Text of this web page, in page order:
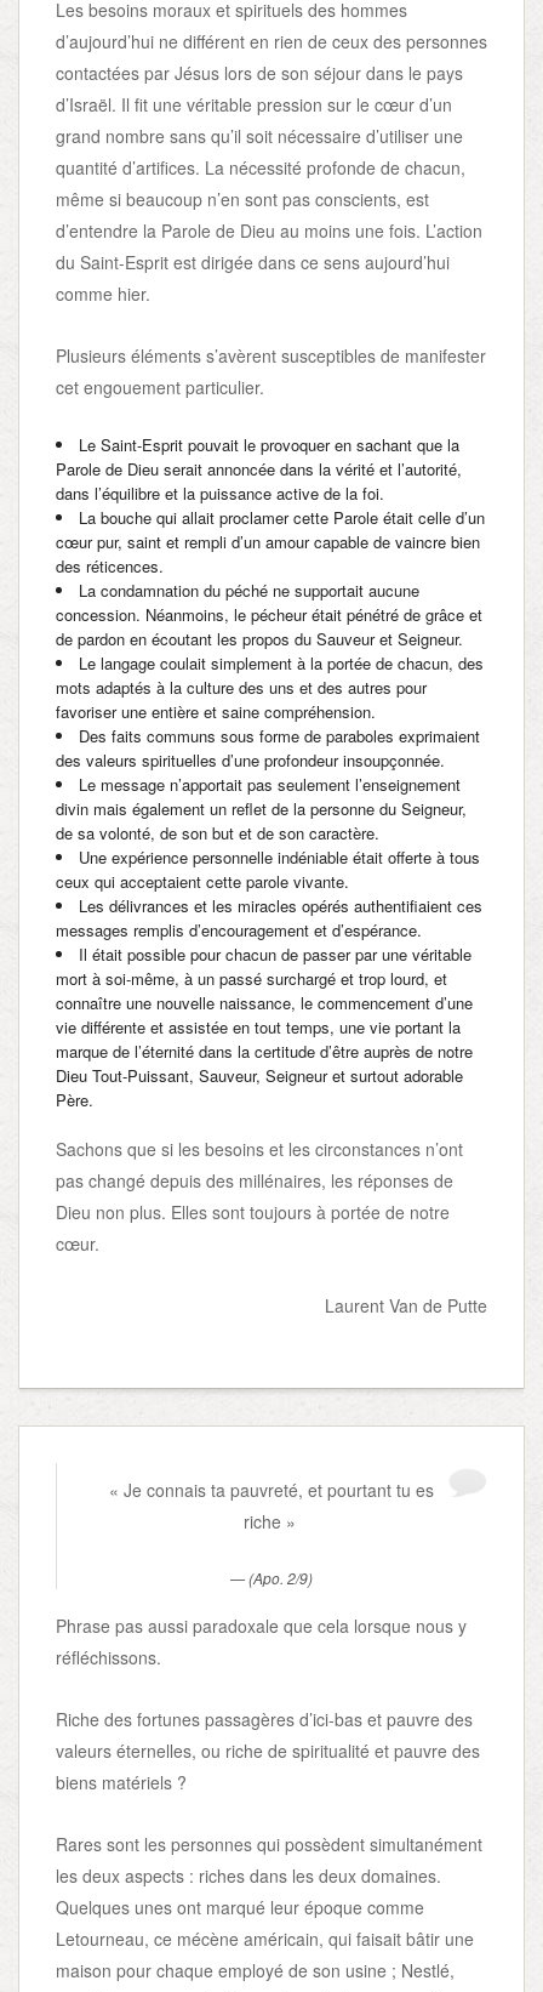
Les besoins moraux et spirituels des hommes
d’aujourd’hui ne différent en rien de ceux des personnes
contactées par Jésus lors de son séjour dans le pays
d’Israël. Il fit une véritable pression sur le cœur d’un
grand nombre sans qu’il soit nécessaire d’utiliser une
quantité d’artifices. La nécessité profonde de chacun,
même si beaucoup n’en sont pas conscients, est
d’entendre la Parole de Dieu au moins une fois. L’action
du Saint-Esprit est dirigée dans ce sens aujourd’hui
comme hier.
Plusieurs éléments s’avèrent susceptibles de manifester
cet engouement particulier.
Le Saint-Esprit pouvait le provoquer en sachant que la
Parole de Dieu serait annoncée dans la vérité et l’autorité,
dans l’équilibre et la puissance active de la foi.
La bouche qui allait proclamer cette Parole était celle d’un
cœur pur, saint et rempli d’un amour capable de vaincre bien
des réticences.
La condamnation du péché ne supportait aucune
concession. Néanmoins, le pécheur était pénétré de grâce et
de pardon en écoutant les propos du Sauveur et Seigneur.
Le langage coulait simplement à la portée de chacun, des
mots adaptés à la culture des uns et des autres pour
favoriser une entière et saine compréhension.
Des faits communs sous forme de paraboles exprimaient
des valeurs spirituelles d’une profondeur insoupçonnée.
Le message n’apportait pas seulement l’enseignement
divin mais également un reflet de la personne du Seigneur,
de sa volonté, de son but et de son caractère.
Une expérience personnelle indéniable était offerte à tous
ceux qui acceptaient cette parole vivante.
Les délivrances et les miracles opérés authentifiaient ces
messages remplis d’encouragement et d’espérance.
Il était possible pour chacun de passer par une véritable
mort à soi-même, à un passé surchargé et trop lourd, et
connaître une nouvelle naissance, le commencement d’une
vie différente et assistée en tout temps, une vie portant la
marque de l’éternité dans la certitude d’être auprès de notre
Dieu Tout-Puissant, Sauveur, Seigneur et surtout adorable
Père.
Sachons que si les besoins et les circonstances n’ont
pas changé depuis des millénaires, les réponses de
Dieu non plus. Elles sont toujours à portée de notre
cœur.
Laurent Van de Putte
« Je connais ta pauvreté, et pourtant tu es
riche »
(Apo. 2/9)
Phrase pas aussi paradoxale que cela lorsque nous y
réfléchissons.
Riche des fortunes passagères d’ici-bas et pauvre des
valeurs éternelles, ou riche de spiritualité et pauvre des
biens matériels ?
Rares sont les personnes qui possèdent simultanément
les deux aspects : riches dans les deux domaines.
Quelques unes ont marqué leur époque comme
Letourneau, ce mécène américain, qui faisait bâtir une
maison pour chaque employé de son usine ; Nestlé,